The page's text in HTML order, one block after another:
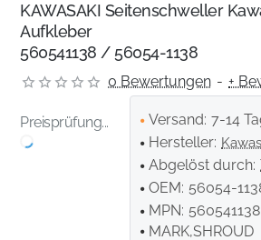
KAWASAKI Seitenschweller
Aufkleber
560541138 / 56054-1138
0 Bewertungen - +
Preisprüfung... Versand: 7-14
Hersteller:
Abgelöst durch:
OEM: 56054-
MPN: 560541138
MARK,SHROUD